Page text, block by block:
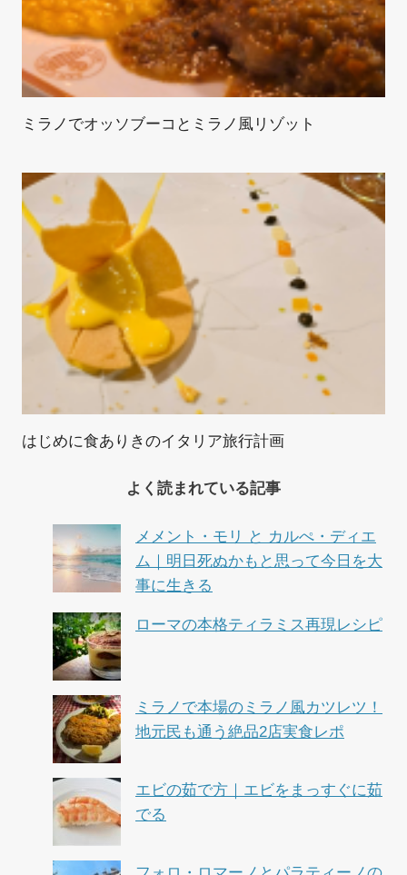
ミラノでオッソブーコとミラノ風リゾット
はじめに食ありきのイタリア旅行計画
よく読まれている記事
メメント・モリ と カルぺ・ディエ
ム｜明日死ぬかもと思って今日を大
事に生きる
ローマの本格ティラミス再現レシピ
ミラノで本場のミラノ風カツレツ！
地元民も通う絶品2店実食レポ
エビの茹で方｜エビをまっすぐに茹
でる